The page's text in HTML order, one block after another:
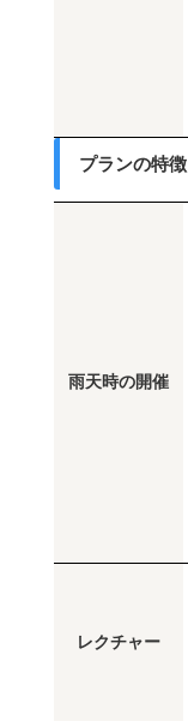
プランの特徴
雨天時の開催
レクチャー